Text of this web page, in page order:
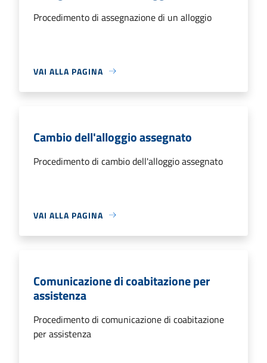
Procedimento di assegnazione di un alloggio
VAI ALLA PAGINA
Cambio dell'alloggio assegnato
Procedimento di cambio dell'alloggio assegnato
VAI ALLA PAGINA
Comunicazione di coabitazione per
assistenza
Procedimento di comunicazione di coabitazione
per assistenza